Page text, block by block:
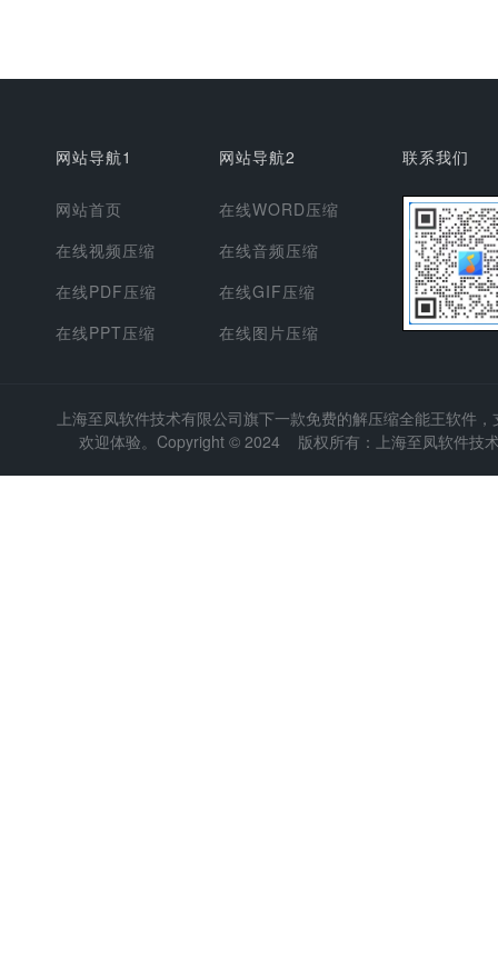
网站导航1
网站首页
在线视频压缩
在线PDF压缩
在线PPT压缩
网站导航2
在线WORD压缩
在线音频压缩
在线GIF压缩
在线图片压缩
联系我们
上海至凤软件技术有限公司旗下一款免费的解压缩全能王软件
欢迎体验。Copyright © 2024 版权所有：上海至凤软件技